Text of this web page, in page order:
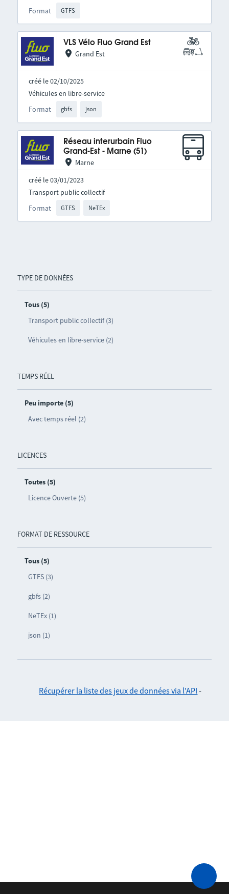
TYPE DE DONNÉES
Tous (5)
Transport public collectif (3)
Véhicules en libre-service (2)
TEMPS RÉEL
Peu importe (5)
Avec temps réel (2)
LICENCES
Toutes (5)
Licence Ouverte (5)
FORMAT DE RESSOURCE
Tous (5)
GTFS (3)
gbfs (2)
NeTEx (1)
json (1)
Format GTFS
VLS Vélo Fluo Grand Est
Grand Est
créé le 02/10/2025
Format gbfs json
Véhicules en libre-service
Réseau interurbain Fluo
Grand-Est - Marne (51)
Marne
créé le 03/01/2023
Format GTFS NeTEx
Transport public collectif
Récupérer la liste des jeux de données via l'API -